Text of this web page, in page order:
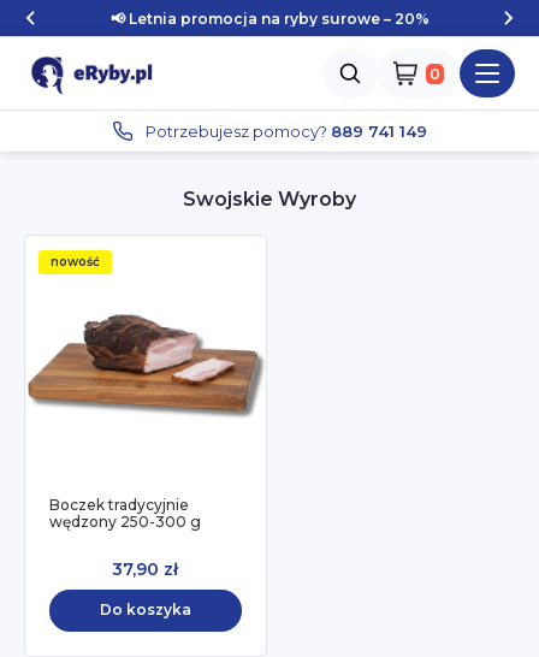
📢 Letnia promocja na ryby surowe – 20%
Zaloguj się
Potrzebujesz pomocy? 889 741 149
Swojskie Wyroby
Boczek tradycyjnie
wędzony 250-300 g
37,90 zł
Do koszyka
nowość